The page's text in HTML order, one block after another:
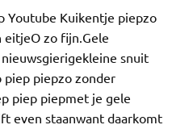
Youtube Kuikentje piepzo
zo fijn.Gele
snuit
piepzo zonder
piep piepmet je gele
even staanwant daarkomt